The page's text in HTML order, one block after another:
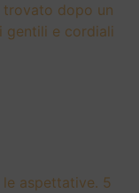
trovato dopo un
gentili e cordiali
aspettative. 5